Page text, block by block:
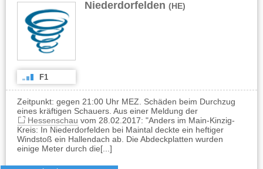
Niederdorfelden (HE)
F1
Zeitpunkt: gegen 21:00 Uhr MEZ. Schäden beim Durchzug
eines kräftigen Schauers. Aus einer Meldung der
Hessenschau vom 28.02.2017: "Anders im Main-Kinzig-
Kreis: In Niederdorfelden bei Maintal deckte ein heftiger
Windstoß ein Hallendach ab. Die Abdeckplatten wurden
einige Meter durch die[...]